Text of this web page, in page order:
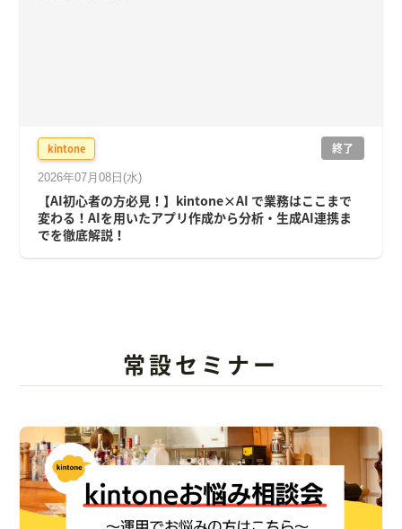
kintone 終了
2026年07月08日(水)
【AI初心者の方必見！】kintone×AI で業務はここまで
変わる！AIを用いたアプリ作成から分析・生成AI連携ま
でを徹底解説！
常設セミナー